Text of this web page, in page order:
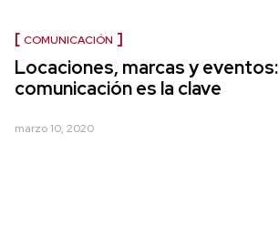
COMUNICACIÓN
Locaciones, marcas y eventos:
comunicación es la clave
marzo 10, 2020